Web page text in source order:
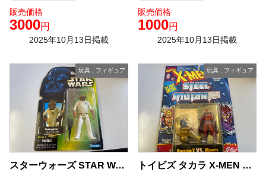
販売価格
3000円
2025年10月13日掲載
販売価格
1000円
2025年10月13日掲載
玩具, フィギュア
スターウォーズ STAR WARS THE POWER OF THE FORCE アクバー提督
玩具 フィギュア
トイビズ タカラ X-MEN スティール ミュータント プロフェッサーX VS マグニート ダイキャスト フィギュア